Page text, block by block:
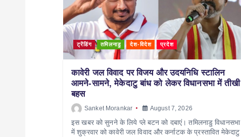
ट्रेंडिंग तमिलनाडु देश-विदेश प्रदेश
कावेरी जल विवाद पर विजय और उदयनिधि स्टालिन
आमने-सामने, मेकेदाटु बांध को लेकर विधानसभा में तीखी
बहस
Sanket Morankar August 7, 2026
इस खबर को सुनने के लिये प्ले बटन को दबाएं। तमिलनाडु विधानसभा
में शुक्रवार को कावेरी जल विवाद और कर्नाटक के प्रस्तावित मेकेदाटु